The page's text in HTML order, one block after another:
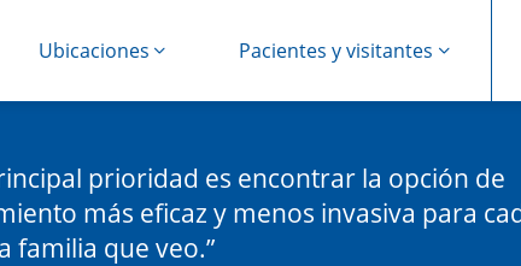
Ubicaciones Pacientes y visitantes
prioridad es encontrar la opción de
más eficaz y menos invasiva para
familia que veo.